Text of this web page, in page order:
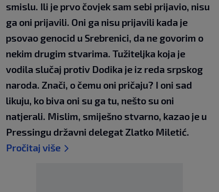
smislu. Ili je prvo čovjek sam sebi prijavio, nisu
ga oni prijavili. Oni ga nisu prijavili kada je
psovao genocid u Srebrenici, da ne govorim o
nekim drugim stvarima. Tužiteljka koja je
vodila slučaj protiv Dodika je iz reda srpskog
naroda. Znači, o čemu oni pričaju? I oni sad
likuju, ko biva oni su ga tu, nešto su oni
natjerali. Mislim, smiješno stvarno, kazao je u
Pressingu državni delegat Zlatko Miletić.
Pročitaj više